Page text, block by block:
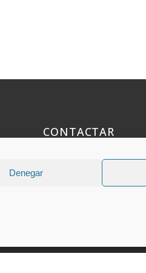
Denegar
CONTACTAR
925 508 922